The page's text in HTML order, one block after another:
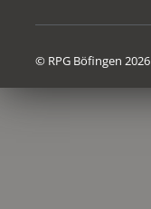
© RPG Böfingen 2026